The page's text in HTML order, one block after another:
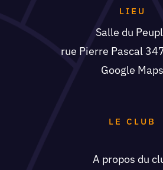
LIEU
Salle du
rue Pierre Pascal
Google Maps
LE CLUB
A propos du